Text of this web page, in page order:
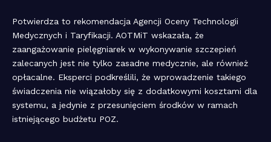
Potwierdza to rekomendacja Agencji Oceny Technologii
Medycznych i Taryfikacji. AOTMiT wskazała, że
zaangażowanie pielęgniarek w wykonywanie szczepień
zalecanych jest nie tylko zasadne medycznie, ale również
opłacalne. Eksperci podkreślili, że wprowadzenie takiego
świadczenia nie wiązałoby się z dodatkowymi kosztami dla
systemu, a jedynie z przesunięciem środków w ramach
istniejącego budżetu POZ.